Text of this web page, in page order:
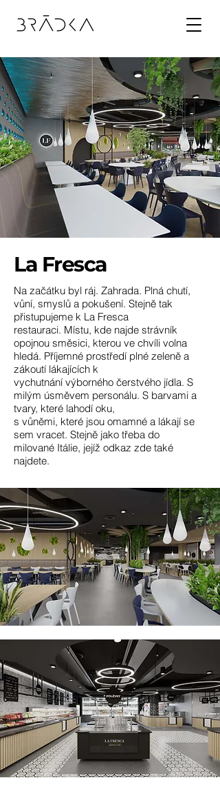
La Fresca
Na začátku byl ráj. Zahrada. Plná chutí,
vůní, smyslů a pokušení. Stejně tak
přistupujeme k La Fresca
restauraci. Místu, kde najde strávník
opojnou směsici, kterou ve chvíli volna
hledá. Příjemné prostředí plné zeleně a
zákoutí lákajících k
vychutnání výborného čerstvého jídla. S
milým úsměvem personálu. S barvami a
tvary, které lahodí oku,
s vůněmi, které jsou omamné a lákají se
sem vracet. Stejně jako třeba do
milované Itálie, jejíž odkaz zde také
najdete.